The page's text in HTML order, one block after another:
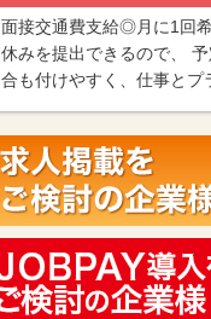
面接交通費支給◎月に1回
休みを提出できるので、
合も付けやすく、仕事とプ